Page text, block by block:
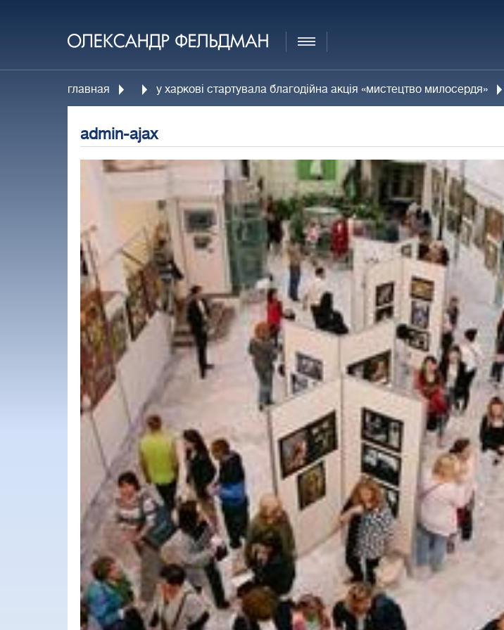
главная у харкові стартувала благодійна акція «мистецтво милосердя»
admin-ajax